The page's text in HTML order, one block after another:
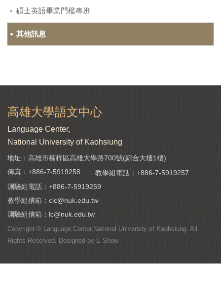
碩士英語畢業門檻專班
其他訊息
高雄大學語文中心
Language Center,
National University of Kaohsiung
地址：高雄市楠梓區高雄大學路700號(綜合大樓1樓)
傳真：+886-7-5919258
教學組電話： +886-7-5919257
測驗組電話： +886-7-5919259
教學組信箱： clc@nuk.edu.tw
測驗組信箱： lc@nuk.edu.tw
Copyright © Language Center,National University of Kaohsiung. All
Rights Reserved. Designed by E-Show